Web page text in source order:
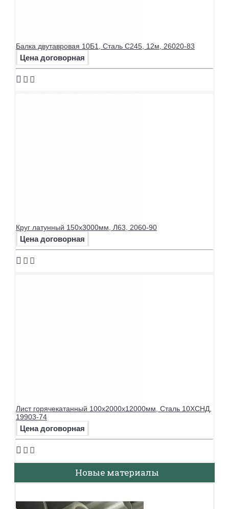
Балка двутавровая 10Б1, Сталь С245, 12м, 26020-83
Цена договорная
Круг латунный 150х3000мм, Л63, 2060-90
Цена договорная
Лист горячекатанный 100х2000х12000мм, Сталь 10ХСНД,
19903-74
Цена договорная
Новые материалы